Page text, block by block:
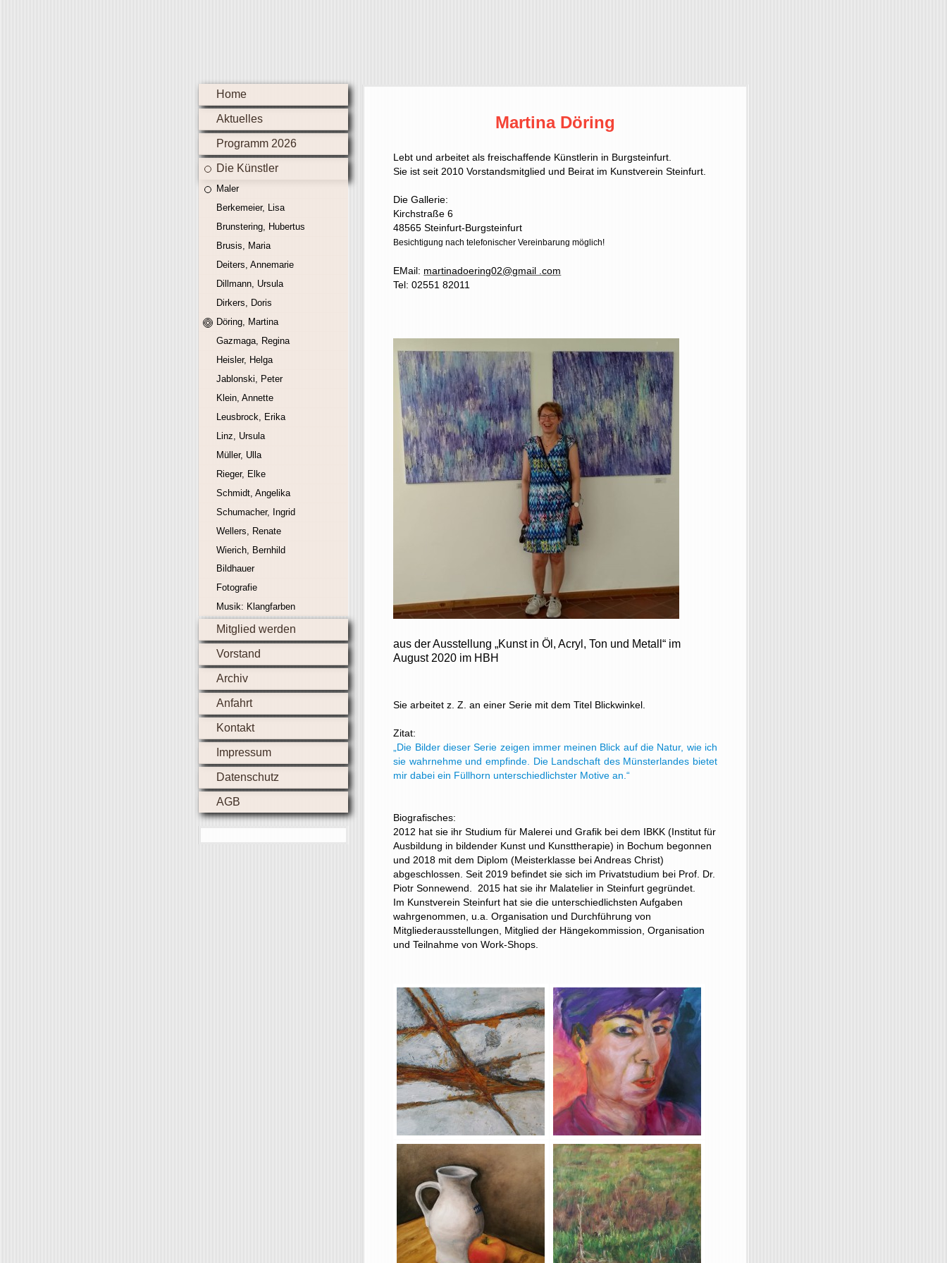
Home
Aktuelles
Programm 2026
Die Künstler
Maler
Berkemeier, Lisa
Brunstering, Hubertus
Brusis, Maria
Deiters, Annemarie
Dillmann, Ursula
Dirkers, Doris
Döring, Martina
Gazmaga, Regina
Heisler, Helga
Jablonski, Peter
Klein, Annette
Leusbrock, Erika
Linz, Ursula
Müller, Ulla
Rieger, Elke
Schmidt, Angelika
Schumacher, Ingrid
Wellers, Renate
Wierich, Bernhild
Bildhauer
Fotografie
Musik: Klangfarben
Mitglied werden
Vorstand
Archiv
Anfahrt
Kontakt
Impressum
Datenschutz
AGB
Martina Döring
Lebt und arbeitet als freischaffende Künstlerin in Burgsteinfurt.
Sie ist seit 2010 Vorstandsmitglied und Beirat im Kunstverein Steinfurt.
Die Gallerie:
Kirchstraße 6
48565 Steinfurt-Burgsteinfurt
Besichtigung nach telefonischer Vereinbarung möglich!
EMail: martinadoering02@gmail .com
Tel: 02551 82011
aus der Ausstellung „Kunst in Öl, Acryl, Ton und Metall“ im
August 2020 im HBH
Sie arbeitet z. Z. an einer Serie mit dem Titel Blickwinkel.
Zitat:
„Die Bilder dieser Serie zeigen immer meinen Blick auf die Natur, wie ich
sie wahrnehme und empfinde. Die Landschaft des Münsterlandes bietet
mir dabei ein Füllhorn unterschiedlichster Motive an.“
Biografisches:
2012 hat sie ihr Studium für Malerei und Grafik bei dem IBKK (Institut für
Ausbildung in bildender Kunst und Kunsttherapie) in Bochum begonnen
und 2018 mit dem Diplom (Meisterklasse bei Andreas Christ)
abgeschlossen. Seit 2019 befindet sie sich im Privatstudium bei Prof. Dr.
Piotr Sonnewend. 2015 hat sie ihr Malatelier in Steinfurt gegründet.
Im Kunstverein Steinfurt hat sie die unterschiedlichsten Aufgaben
wahrgenommen, u.a. Organisation und Durchführung von
Mitgliederausstellungen, Mitglied der Hängekommission, Organisation
und Teilnahme von Work-Shops.